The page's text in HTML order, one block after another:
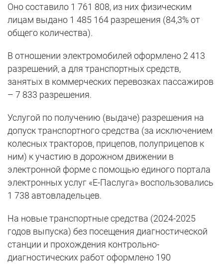
Оно составило 1 761 808, из них физическим
лицам выдано 1 485 164 разрешения (84,3% от
общего количества).
В отношении электромобилей оформлено 2 413
разрешений, а для транспортных средств,
занятых в коммерческих перевозках пассажиров
– 7 833 разрешения.
Услугой по получению (выдаче) разрешения на
допуск транспортного средства (за исключением
колесных тракторов, прицепов, полуприцепов к
ним) к участию в дорожном движении в
электронной форме с помощью единого портала
электронных услуг «Е-Паслуга» воспользовались
1 738 автовладельцев.
На новые транспортные средства (2024-2025
годов выпуска) без посещения диагностической
станции и прохождения контрольно-
диагностических работ оформлено 190